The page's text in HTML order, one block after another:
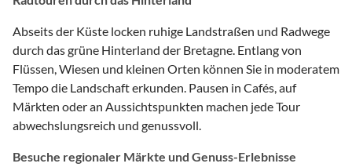
Abseits der Küste locken ruhige Landstraßen und Radwege
durch das grüne Hinterland der Bretagne. Entlang von
Flüssen, Wiesen und kleinen Orten können Sie in moderatem
Tempo die Landschaft erkunden. Pausen in Cafés, auf
Märkten oder an Aussichtspunkten machen jede Tour
abwechslungsreich und genussvoll.
Besuche regionaler Märkte und Genuss-Erlebnisse